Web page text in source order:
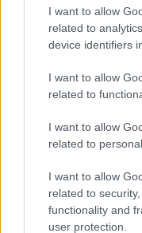
I want to allow
related to
device identifiers
I want to allow
related to
I want to allow
related to
I want to allow
related to
functionality and
user protection.
Szívszorító:
egy tragikus